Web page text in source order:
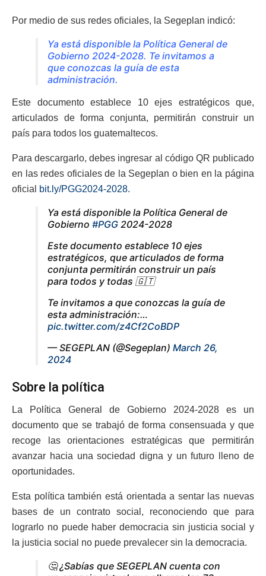
Por medio de sus redes oficiales, la Segeplan indicó:
Ya está disponible la Política General de
Gobierno 2024-2028. Te invitamos a
que conozcas la guía de esta
administración.
Este documento establece 10 ejes estratégicos que,
articulados de forma conjunta, permitirán construir un
país para todos los guatemaltecos.
Para descargarlo, debes ingresar al código QR publicado
en las redes oficiales de la Segeplan o bien en la página
oficial
bit.ly/PGG2024-2028.
Ya está disponible la Política General de
Gobierno #PGG 2024-2028
Este documento establece 10 ejes
estratégicos, que articulados de forma
conjunta permitirán construir un país
para todos y todas 🇬🇹
Te invitamos a que conozcas la guía de
esta administración:…
pic.twitter.com/z4Cf2CoBDP
— SEGEPLAN (@Segeplan) March 26,
2024
Sobre la política
La Política General de Gobierno 2024-2028 es un
documento que se trabajó de forma consensuada y que
recoge las orientaciones estratégicas que permitirán
avanzar hacia una sociedad digna y un futuro lleno de
oportunidades.
Esta política también está orientada a sentar las nuevas
bases de un contrato social, reconociendo que para
lograrlo no puede haber democracia sin justicia social y
la justicia social no puede prevalecer sin la democracia.
🤔 ¿Sabías que SEGEPLAN cuenta con